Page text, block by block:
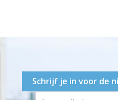
Schrijf je in voor de